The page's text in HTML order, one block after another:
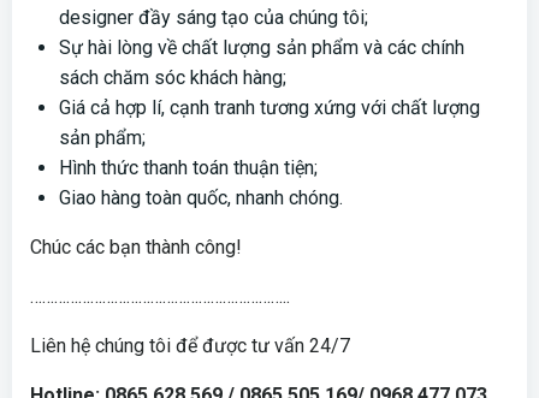
designer đầy sáng tạo của chúng tôi;
Sự hài lòng về chất lượng sản phẩm và các chính
sách chăm sóc khách hàng;
Giá cả hợp lí, cạnh tranh tương xứng với chất lượng
sản phẩm;
Hình thức thanh toán thuận tiện;
Giao hàng toàn quốc, nhanh chóng.
Chúc các bạn thành công!
………………………………………………………..
Liên hệ chúng tôi để được tư vấn 24/7